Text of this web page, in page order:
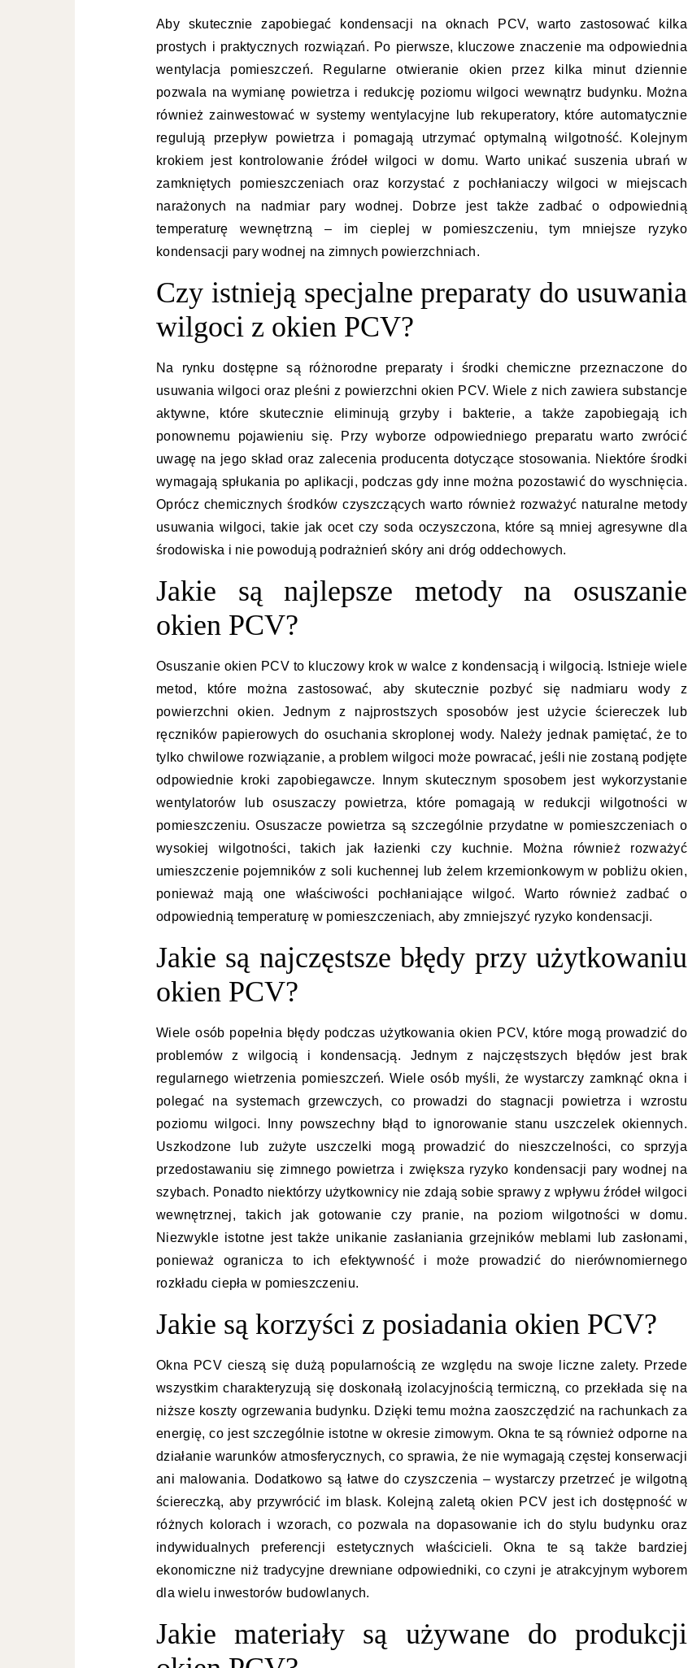
Aby skutecznie zapobiegać kondensacji na oknach PCV, warto zastosować kilka
prostych i praktycznych rozwiązań. Po pierwsze, kluczowe znaczenie ma odpowiednia
wentylacja pomieszczeń. Regularne otwieranie okien przez kilka minut dziennie
pozwala na wymianę powietrza i redukcję poziomu wilgoci wewnątrz budynku. Można
również zainwestować w systemy wentylacyjne lub rekuperatory, które automatycznie
regulują przepływ powietrza i pomagają utrzymać optymalną wilgotność. Kolejnym
krokiem jest kontrolowanie źródeł wilgoci w domu. Warto unikać suszenia ubrań w
zamkniętych pomieszczeniach oraz korzystać z pochłaniaczy wilgoci w miejscach
narażonych na nadmiar pary wodnej. Dobrze jest także zadbać o odpowiednią
temperaturę wewnętrzną – im cieplej w pomieszczeniu, tym mniejsze ryzyko
kondensacji pary wodnej na zimnych powierzchniach.
Czy istnieją specjalne preparaty do usuwania
wilgoci z okien PCV?
Na rynku dostępne są różnorodne preparaty i środki chemiczne przeznaczone do
usuwania wilgoci oraz pleśni z powierzchni okien PCV. Wiele z nich zawiera substancje
aktywne, które skutecznie eliminują grzyby i bakterie, a także zapobiegają ich
ponownemu pojawieniu się. Przy wyborze odpowiedniego preparatu warto zwrócić
uwagę na jego skład oraz zalecenia producenta dotyczące stosowania. Niektóre środki
wymagają spłukania po aplikacji, podczas gdy inne można pozostawić do wyschnięcia.
Oprócz chemicznych środków czyszczących warto również rozważyć naturalne metody
usuwania wilgoci, takie jak ocet czy soda oczyszczona, które są mniej agresywne dla
środowiska i nie powodują podrażnień skóry ani dróg oddechowych.
Jakie są najlepsze metody na osuszanie
okien PCV?
Osuszanie okien PCV to kluczowy krok w walce z kondensacją i wilgocią. Istnieje wiele
metod, które można zastosować, aby skutecznie pozbyć się nadmiaru wody z
powierzchni okien. Jednym z najprostszych sposobów jest użycie ściereczek lub
ręczników papierowych do osuchania skroplonej wody. Należy jednak pamiętać, że to
tylko chwilowe rozwiązanie, a problem wilgoci może powracać, jeśli nie zostaną podjęte
odpowiednie kroki zapobiegawcze. Innym skutecznym sposobem jest wykorzystanie
wentylatorów lub osuszaczy powietrza, które pomagają w redukcji wilgotności w
pomieszczeniu. Osuszacze powietrza są szczególnie przydatne w pomieszczeniach o
wysokiej wilgotności, takich jak łazienki czy kuchnie. Można również rozważyć
umieszczenie pojemników z soli kuchennej lub żelem krzemionkowym w pobliżu okien,
ponieważ mają one właściwości pochłaniające wilgoć. Warto również zadbać o
odpowiednią temperaturę w pomieszczeniach, aby zmniejszyć ryzyko kondensacji.
Jakie są najczęstsze błędy przy użytkowaniu
okien PCV?
Wiele osób popełnia błędy podczas użytkowania okien PCV, które mogą prowadzić do
problemów z wilgocią i kondensacją. Jednym z najczęstszych błędów jest brak
regularnego wietrzenia pomieszczeń. Wiele osób myśli, że wystarczy zamknąć okna i
polegać na systemach grzewczych, co prowadzi do stagnacji powietrza i wzrostu
poziomu wilgoci. Inny powszechny błąd to ignorowanie stanu uszczelek okiennych.
Uszkodzone lub zużyte uszczelki mogą prowadzić do nieszczelności, co sprzyja
przedostawaniu się zimnego powietrza i zwiększa ryzyko kondensacji pary wodnej na
szybach. Ponadto niektórzy użytkownicy nie zdają sobie sprawy z wpływu źródeł wilgoci
wewnętrznej, takich jak gotowanie czy pranie, na poziom wilgotności w domu.
Niezwykle istotne jest także unikanie zasłaniania grzejników meblami lub zasłonami,
ponieważ ogranicza to ich efektywność i może prowadzić do nierównomiernego
rozkładu ciepła w pomieszczeniu.
Jakie są korzyści z posiadania okien PCV?
Okna PCV cieszą się dużą popularnością ze względu na swoje liczne zalety. Przede
wszystkim charakteryzują się doskonałą izolacyjnością termiczną, co przekłada się na
niższe koszty ogrzewania budynku. Dzięki temu można zaoszczędzić na rachunkach za
energię, co jest szczególnie istotne w okresie zimowym. Okna te są również odporne na
działanie warunków atmosferycznych, co sprawia, że nie wymagają częstej konserwacji
ani malowania. Dodatkowo są łatwe do czyszczenia – wystarczy przetrzeć je wilgotną
ściereczką, aby przywrócić im blask. Kolejną zaletą okien PCV jest ich dostępność w
różnych kolorach i wzorach, co pozwala na dopasowanie ich do stylu budynku oraz
indywidualnych preferencji estetycznych właścicieli. Okna te są także bardziej
ekonomiczne niż tradycyjne drewniane odpowiedniki, co czyni je atrakcyjnym wyborem
dla wielu inwestorów budowlanych.
Jakie materiały są używane do produkcji